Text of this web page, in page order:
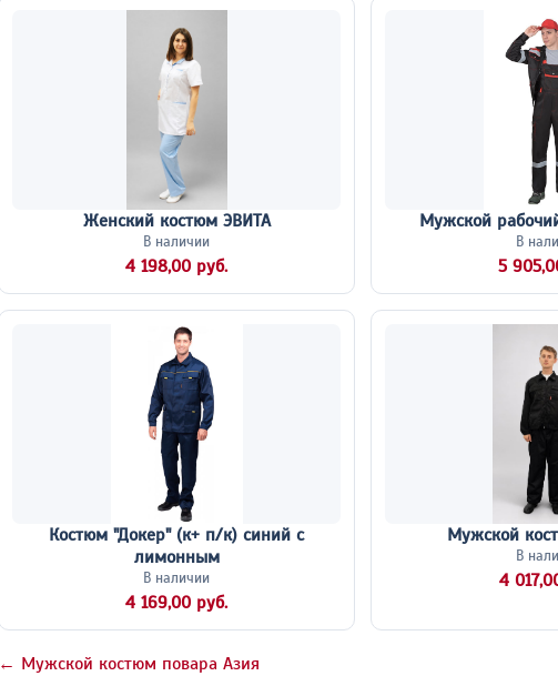
Женский костюм ЭВИТА
В наличии
4 198,00 руб.
Мужской
В
5
Костюм "Докер" (к+ п/к) синий с
лимонным
В наличии
4 169,00 руб.
Мужской
В
4
← Мужской костюм повара Азия